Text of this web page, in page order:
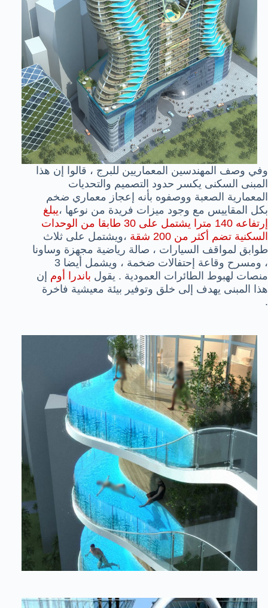
وفي وصف المهندسين المعماريين للبرج ، قالوا إن هذا
المبنى السكنى يكسر حدود التصميم والتحديات
المعمارية الصعبة ووصفوه بأنه إعجاز معماري ضخم
بكل المقاييس مع وجود ميزات فريدة من نوعها ،يبلغ
إرتفاعه 140 مترا يشتمل على 30 طابقا من الوحدات
السكنية تضم أكثر من 200 شقة
،ويشتمل على ثلاث
طوابق لمواقف السيارات ، صالة رياضية مجهزة وساونا
، ومسرح وقاعة إحتفالات ضخمة ، ويشمل أيضا 3
منصات لهبوط الطائرات العمودية . يقول باندرا أوم إن
هذا المبنى يهدف إلى خلق وتوفير بيئة معيشية فاخرة
.